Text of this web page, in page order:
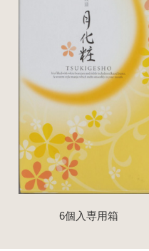
6個入専用箱